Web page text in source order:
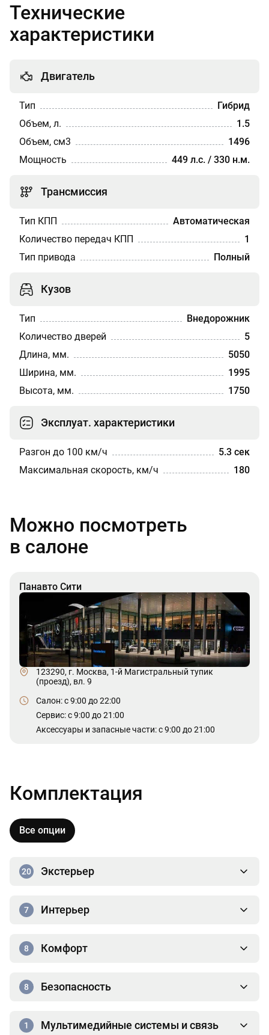
Технические
характеристики
Двигатель
Тип
Гибрид
Объем, л.
1.5
Объем, см3
1496
Мощность
449 л.с. / 330 н.м.
Трансмиссия
Тип КПП
Автоматическая
Количество передач КПП
1
Тип привода
Полный
Кузов
Тип
Внедорожник
Количество дверей
5
Длина, мм.
5050
Ширина, мм.
1995
Высота, мм.
1750
Эксплуат. характеристики
Разгон до 100 км/ч
5.3 сек
Максимальная скорость, км/ч
180
Можно посмотреть
в салоне
Панавто Сити
123290, г. Москва, 1-й Магистральный тупик
(проезд), вл. 9
Салон: c 9:00 до 22:00
Сервис: c 9:00 до 21:00
Аксессуары и запасные части: с 9:00 до 21:00
Комплектация
Все опции
20 Экстерьер
7 Интерьер
8 Комфорт
8 Безопасность
1 Мультимедийные системы и связь